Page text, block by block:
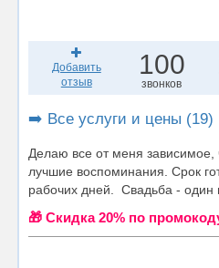
Добавить
отзыв
100
звонков
➡️ Все услуги и цены (19)
Делаю все от меня зависимое,
лучшие воспоминания. Срок
рабочих дней. Свадьба - один
🎁 Cкидка 20% по